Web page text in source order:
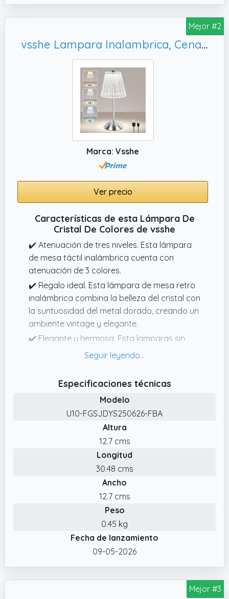
tipo C que proporciona de 10 a 30 horas de
Mejor #2
vsshe Lampara Inalambrica, Cena (Plata)
Marca: Vsshe
Ver precio
Características de esta Lámpara De
Cristal De Colores de vsshe
✔️ Atenuación de tres niveles. Esta lámpara
de mesa táctil inalámbrica cuenta con
atenuación de 3 colores.
✔️ Regalo ideal. Esta lámpara de mesa retro
inalámbrica combina la belleza del cristal con
la suntuosidad del metal dorado, creando un
ambiente vintage y elegante.
✔️ Elegante y hermosa. Esta lamparas sin
cables cuenta con una pantalla de cristal
✔️ Iluminación de larga duración. Esta
lámpara de escritorio recargable cuenta con
un diseño inalámbrico, una batería
recargable integrada de 2000 mAh que
tarda de 2 a 3 horas en cargarse e incluye un
cable de carga tipo C.
✔️ Control táctil. Esta lámpara de mesa táctil
cuenta con atenuación continua y un control
Especificaciones técnicas
Modelo
U10-FGSJDYS250626-FBA
Altura
12.7 cms
Longitud
30.48 cms
Ancho
12.7 cms
Peso
0.45 kg
Fecha de lanzamiento
09-05-2026
Mejor #3